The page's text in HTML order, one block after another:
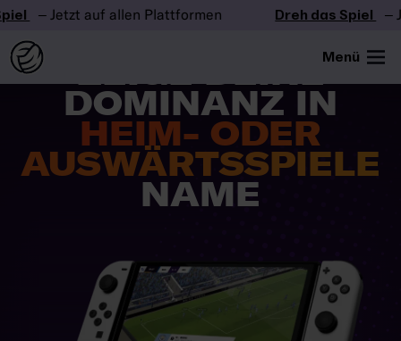
– Jetzt auf allen Plattformen Dreh das Spiel –
Menü
ZEIGE DEINE
DOMINANZ IN
HEIM- ODER
AUSWÄRTSSPIELE
NAME